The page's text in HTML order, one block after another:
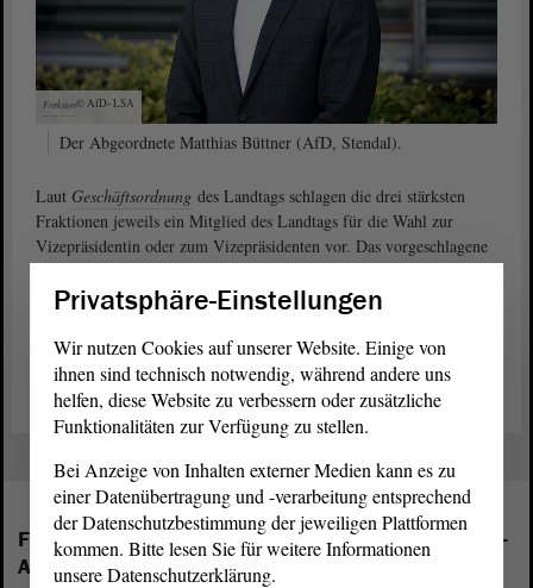
© AfD-
Fraktion LSA
Der Abgeordnete Matthias Büttner (AfD, Stendal).
Laut Geschäftsordnung des Landtags schlagen die drei stärksten
Fraktionen jeweils ein Mitglied des Landtags für die Wahl zur
Vizepräsidentin oder zum Vizepräsidenten vor. Das vorgeschlagene
Mitglied des Landtags ist gewählt, wenn es die Mehrheit der
abgegebenen gültigen Stimmen erhält.
Antrag „Wahl Vizepräsident“ der AfD-Fraktion (PDF)
Folgende Fraktionen sind im Landtag von Sachsen-
Anhalt vertreten:
Privatsphäre-Einstellungen
Wir nutzen Cookies auf unserer Website. Einige von
ihnen sind technisch notwendig, während andere uns
helfen, diese Website zu verbessern oder zusätzliche
Funktionalitäten zur Verfügung zu stellen.
Bei Anzeige von Inhalten externer Medien kann es zu
einer Datenübertragung und -verarbeitung entsprechend
der Datenschutzbestimmung der jeweiligen Plattformen
kommen. Bitte lesen Sie für weitere Informationen
unsere Datenschutzerklärung.